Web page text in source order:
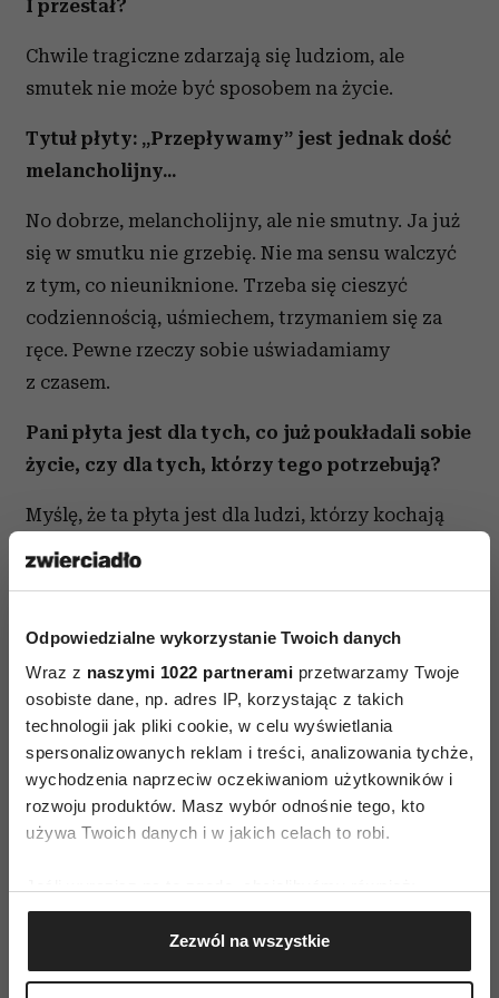
Odpowiedzialne wykorzystanie Twoich danych
Wraz z naszymi 1022 partnerami przetwarzamy Twoje
osobiste dane, np. adres IP, korzystając z takich
technologii jak pliki cookie, w celu wyświetlania
spersonalizowanych reklam i treści, analizowania tychże,
wychodzenia naprzeciw oczekiwaniom użytkowników i
rozwoju produktów. Masz wybór odnośnie tego, kto
używa Twoich danych i w jakich celach to robi.
Gromadzić dane dotyczące Twojej lokalizacji
geograficznej z dokładnością nawet do kilku metrów
Identyfikować Twoje urządzenie, aktywnie
Zezwól na wszystkie
I przestał?
Chwile tragiczne zdarzają się ludziom, ale
smutek nie może być sposobem na życie.
Tytuł płyty: „Przepływamy” jest jednak dość
melancholijny...
No dobrze, melancholijny, ale nie smutny. Ja już
się w smutku nie grzebię. Nie ma sensu walczyć
z tym, co nieuniknione. Trzeba się cieszyć
codziennością, uśmiechem, trzymaniem się za
ręce. Pewne rzeczy sobie uświadamiamy
z czasem.
Pani płyta jest dla tych, co już poukładali sobie
życie, czy dla tych, którzy tego potrzebują?
Myślę, że ta płyta jest dla ludzi, którzy kochają
życie. Tak jak w piosence „Tyle tego masz”
zrobić porządek ze sobą i wokół siebie. Wywalić
z chaty trutnia, który wysysa z nas soki! A wtedy
może się nam ukazać niczym niezmącona
przestrzeń.
Prowadzi pani warsztaty śpiewu z młodymi
ludźmi. Czego ich pani uczy?
zbyt długo by opowiadać. Przede wszystkim
chodzi o otwarcie się na innych. Sama
zmarnowałam przez tremę wiele lat!